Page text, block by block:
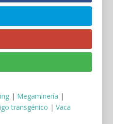
| Megaminería |
transgénico | Vaca